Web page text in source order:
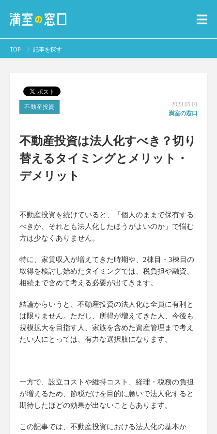
TOP 記事を探す
不動産投資
2023.05.01
満室の窓口
不動産投資は法人化すべき？切り
替えるタイミングとメリット・
デメリット
不動産投資を続けていると、「個人のままで保有する
べきか、それとも法人化したほうがよいのか」で悩む
方は少なくありません。
特に、家賃収入が増えてきた時期や、2棟目・3棟目の
取得を検討し始めたタイミングでは、税負担や融資、
相続まで含めて考える必要が出てきます。
結論からいうと、不動産投資の法人化は全員に有利と
は限りません。ただし、所得が増えてきた人、今後も
規模拡大を目指す人、家族を含めた資産管理まで考え
たい人にとっては、有力な選択肢になります。
一方で、設立コストや維持コスト、経理・税務の負担
が増えるため、節税だけを目的に急いで法人化すると
期待したほどの効果が出ないこともあります。
この記事では、不動産投資における法人化の基本か